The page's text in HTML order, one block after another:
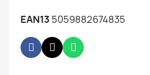
EAN13 5059882674835